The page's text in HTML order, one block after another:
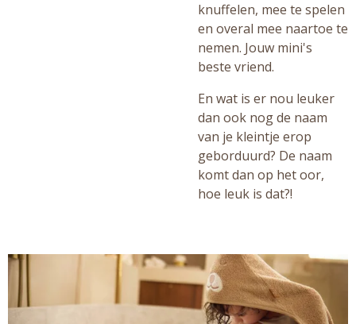
knuffelen, mee te spelen
en overal mee naartoe te
nemen. Jouw mini's
beste vriend.
En wat is er nou leuker
dan ook nog de naam
van je kleintje erop
geborduurd? De naam
komt dan op het oor,
hoe leuk is dat?!